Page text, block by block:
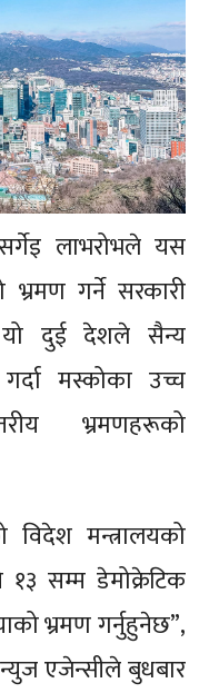
लाभरोभले यस
भ्रमण गर्ने सरकारी
यो दुई देशले सैन्य
मस्कोका उच्च
भ्रमणहरूको
विदेश मन्त्रालयको
१३ सम्म डेमोक्रेटिक
भ्रमण गर्नुहुनेछ”,
एजेन्सीले बुधबार